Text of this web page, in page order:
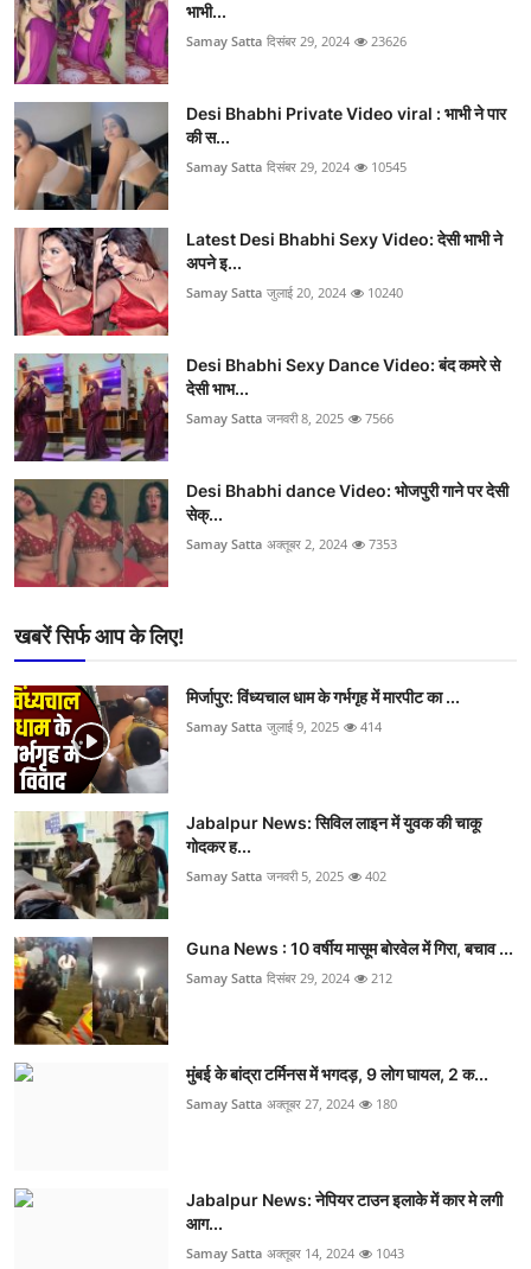
भाभी...
Samay Satta दिसंबर 29, 2024 23626
Desi Bhabhi Private Video viral : भाभी ने पार
की स...
Samay Satta दिसंबर 29, 2024 10545
Latest Desi Bhabhi Sexy Video: देसी भाभी ने
अपने इ...
Samay Satta जुलाई 20, 2024 10240
Desi Bhabhi Sexy Dance Video: बंद कमरे से
देसी भाभ...
Samay Satta जनवरी 8, 2025 7566
Desi Bhabhi dance Video: भोजपुरी गाने पर देसी
सेक्...
Samay Satta अक्तूबर 2, 2024 7353
खबरें सिर्फ आप के लिए!
मिर्जापुर: विंध्यचाल धाम के गर्भगृह में मारपीट का ...
Samay Satta जुलाई 9, 2025 414
Jabalpur News: सिविल लाइन में युवक की चाकू
गोदकर ह...
Samay Satta जनवरी 5, 2025 402
Guna News : 10 वर्षीय मासूम बोरवेल में गिरा, बचाव ...
Samay Satta दिसंबर 29, 2024 212
मुंबई के बांद्रा टर्मिनस में भगदड़, 9 लोग घायल, 2 क...
Samay Satta अक्तूबर 27, 2024 180
Jabalpur News: नेपियर टाउन इलाके में कार मे लगी
आग...
Samay Satta अक्तूबर 14, 2024 1043